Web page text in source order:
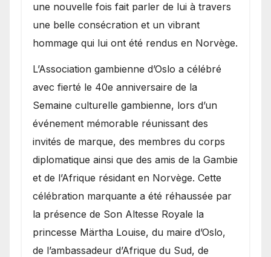
une nouvelle fois fait parler de lui à travers
une belle consécration et un vibrant
hommage qui lui ont été rendus en Norvège.
​L’Association gambienne d’Oslo a célébré
avec fierté le 40e anniversaire de la
Semaine culturelle gambienne, lors d’un
événement mémorable réunissant des
invités de marque, des membres du corps
diplomatique ainsi que des amis de la Gambie
et de l’Afrique résidant en Norvège. Cette
célébration marquante a été réhaussée par
la présence de Son Altesse Royale la
princesse Märtha Louise, du maire d’Oslo,
de l’ambassadeur d’Afrique du Sud, de